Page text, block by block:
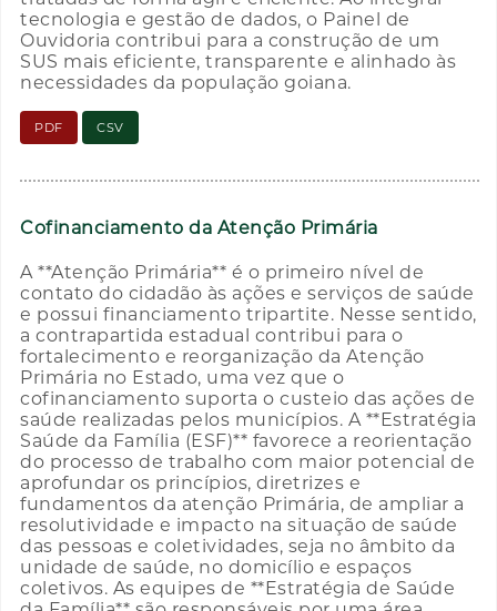
tecnologia e gestão de dados, o Painel de
Ouvidoria contribui para a construção de um
SUS mais eficiente, transparente e alinhado às
necessidades da população goiana.
PDF CSV
Cofinanciamento da Atenção Primária
A **Atenção Primária** é o primeiro nível de
contato do cidadão às ações e serviços de saúde
e possui financiamento tripartite. Nesse sentido,
a contrapartida estadual contribui para o
fortalecimento e reorganização da Atenção
Primária no Estado, uma vez que o
cofinanciamento suporta o custeio das ações de
saúde realizadas pelos municípios. A **Estratégia
Saúde da Família (ESF)** favorece a reorientação
do processo de trabalho com maior potencial de
aprofundar os princípios, diretrizes e
fundamentos da atenção Primária, de ampliar a
resolutividade e impacto na situação de saúde
das pessoas e coletividades, seja no âmbito da
unidade de saúde, no domicílio e espaços
coletivos. As equipes de **Estratégia de Saúde